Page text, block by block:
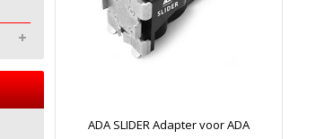
ADA SLIDER Adapter voor ADA